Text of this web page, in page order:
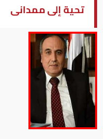
تحية إلى ممدانى